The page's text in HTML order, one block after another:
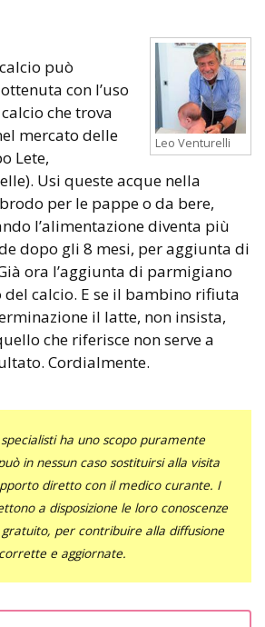
Leo Venturelli
può
con l’uso
che trova
mercato delle
Lete,
Usi queste acque nella
per le pappe o da bere,
l’alimentazione diventa più
dopo gli 8 mesi, per aggiunta di
ora l’aggiunta di parmigiano
calcio. E se il bambino rifiuta
il latte, non insista,
che riferisce non serve a
Cordialmente.
ha uno scopo puramente
in nessun caso sostituirsi alla visita
diretto con il medico curante. I
a disposizione le loro conoscenze
per contribuire alla diffusione
e aggiornate.